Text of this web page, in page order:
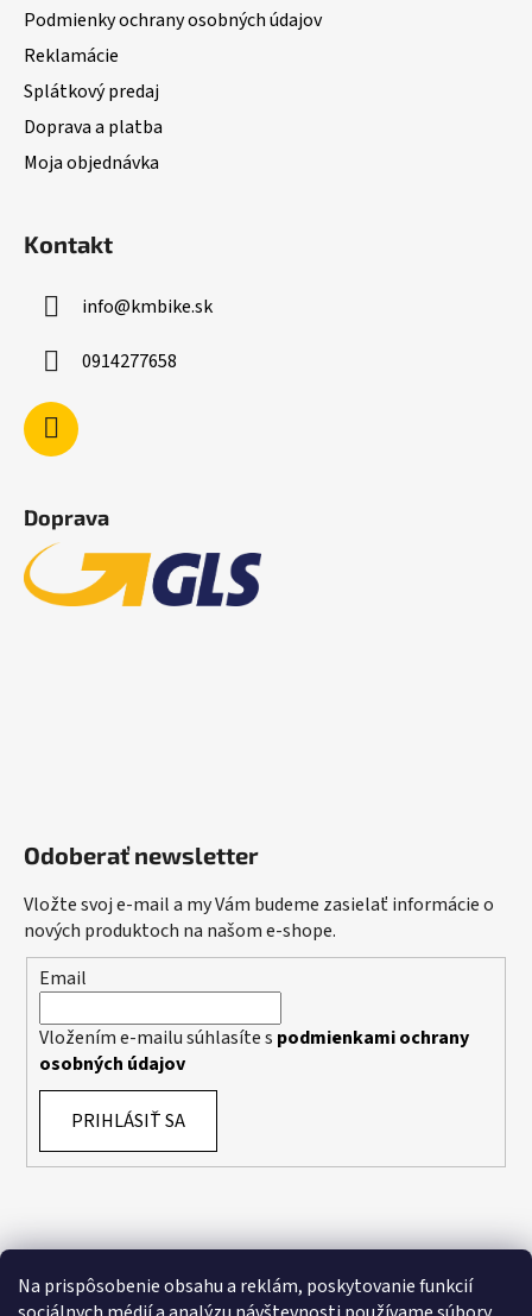
Na prispôsobenie obsahu a reklám, poskytovanie funkcií
Podmienky ochrany osobných údajov
Reklamácie
Splátkový predaj
Doprava a platba
Moja objednávka
Kontakt
info@kmbike.sk
0914277658
Doprava
Odoberať newsletter
Vložte svoj e-mail a my Vám budeme zasielať informácie o
nových produktoch na našom e-shope.
Email
Vložením e-mailu súhlasíte s podmienkami ochrany
osobných údajov
PRIHLÁSIŤ SA